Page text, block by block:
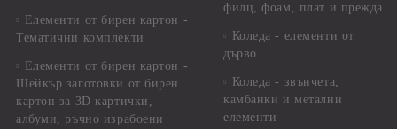
Елементи от бирен картон -
Тематични комплекти
Елементи от бирен картон -
Шейкър заготовки от бирен
картон за 3D картички,
албуми, ръчно израбоени
филц, фоам, плат и прежда
Коледа - елементи от
дърво
Коледа - звънчета,
камбанки и метални
елементи